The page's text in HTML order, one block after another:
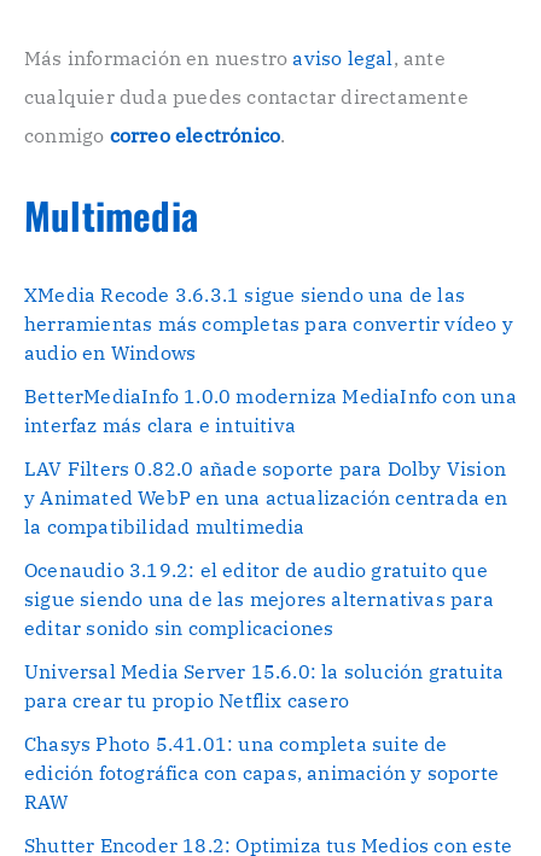
o
.
Más información en nuestroaviso legal, ante
cualquier duda puedes contactar directamente
conmigo correo electrónico.
Multimedia
XMedia Recode 3.6.3.1 sigue siendo una de las
herramientas más completas para convertir vídeo y
audio en Windows
BetterMediaInfo 1.0.0 moderniza MediaInfo con una
interfaz más clara e intuitiva
LAV Filters 0.82.0 añade soporte para Dolby Vision
y Animated WebP en una actualización centrada en
la compatibilidad multimedia
Ocenaudio 3.19.2: el editor de audio gratuito que
sigue siendo una de las mejores alternativas para
editar sonido sin complicaciones
Universal Media Server 15.6.0: la solución gratuita
para crear tu propio Netflix casero
Chasys Photo 5.41.01: una completa suite de
edición fotográfica con capas, animación y soporte
RAW
Shutter Encoder 18.2: Optimiza tus Medios con este